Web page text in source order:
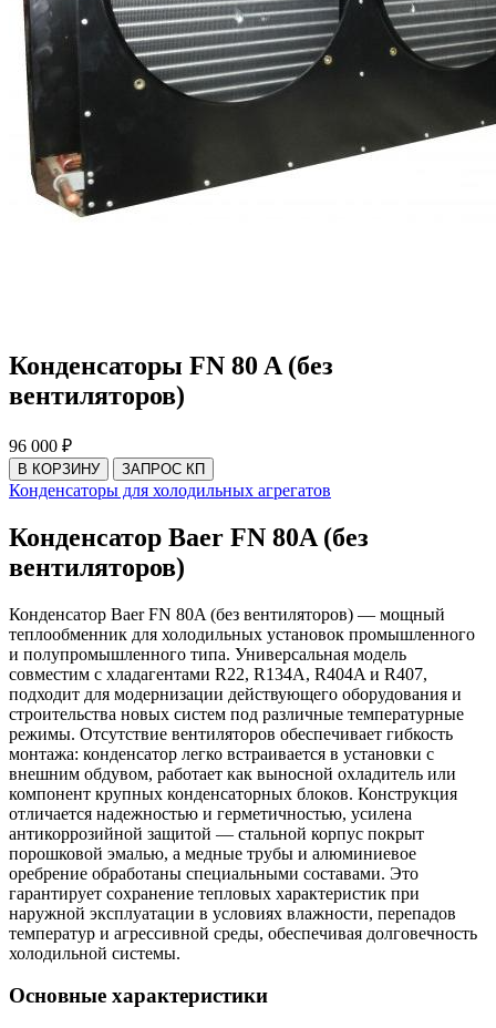
Конденсаторы FN 80 A (без
вентиляторов)
96 000 ₽
В КОРЗИНУ ЗАПРОС КП
Конденсаторы для холодильных агрегатов
Конденсатор Baer FN 80A (без
вентиляторов)
Конденсатор Baer FN 80A (без вентиляторов) — мощный
теплообменник для холодильных установок промышленного
и полупромышленного типа. Универсальная модель
совместим с хладагентами R22, R134A, R404A и R407,
подходит для модернизации действующего оборудования и
строительства новых систем под различные температурные
режимы. Отсутствие вентиляторов обеспечивает гибкость
монтажа: конденсатор легко встраивается в установки с
внешним обдувом, работает как выносной охладитель или
компонент крупных конденсаторных блоков. Конструкция
отличается надежностью и герметичностью, усилена
антикоррозийной защитой — стальной корпус покрыт
порошковой эмалью, а медные трубы и алюминиевое
оребрение обработаны специальными составами. Это
гарантирует сохранение тепловых характеристик при
наружной эксплуатации в условиях влажности, перепадов
температур и агрессивной среды, обеспечивая долговечность
холодильной системы.
Основные характеристики